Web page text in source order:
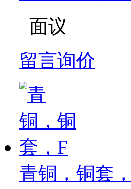
面议
留言询价
青铜，铜套，